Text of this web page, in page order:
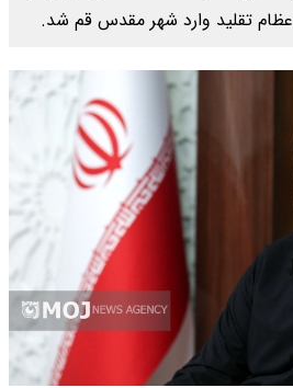
عظام تقلید وارد شهر مقدس قم شد.